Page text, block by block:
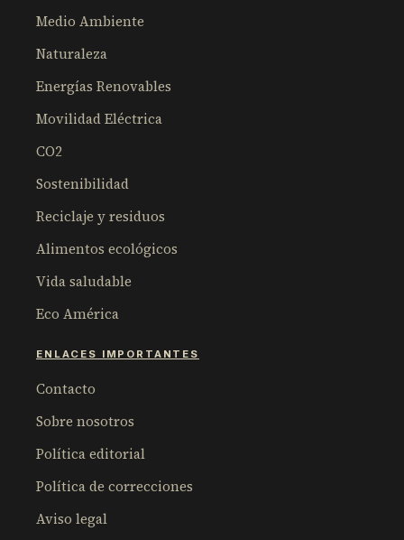
Medio Ambiente
Naturaleza
Energías Renovables
Movilidad Eléctrica
CO2
Sostenibilidad
Reciclaje y residuos
Alimentos ecológicos
Vida saludable
Eco América
ENLACES IMPORTANTES
Contacto
Sobre nosotros
Política editorial
Política de correcciones
Aviso legal